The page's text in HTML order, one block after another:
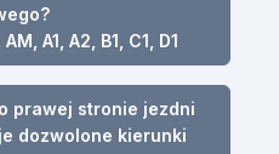
A1, A2, B1, C1, D1
prawej stronie jezdni
dozwolone kierunki